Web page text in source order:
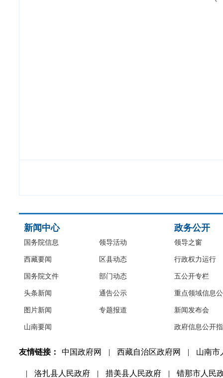
新闻中心
国务院信息
西藏要闻
国务院文件
头条新闻
图片新闻
山南要闻
领导活动
区县动态
部门动态
通告公示
专题报道
政务公开
领导之窗
行政权力运行
五公开专栏
重点领域信息
新闻发布会
政府信息公开
友情链接： 中国政府网 | 西藏自治区政府网 | 山南市
| 洛扎县人民政府 | 措美县人民政府 | 错那市人民